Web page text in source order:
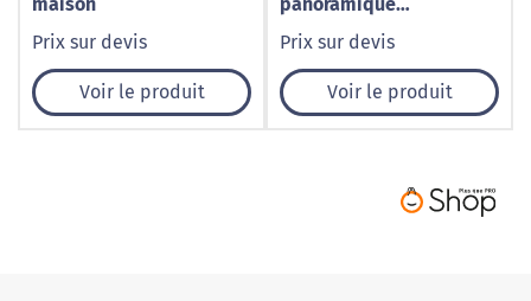
Prix sur devis
Voir le produit
automobile à Caudry –
Prix sur devis
Voir le produit